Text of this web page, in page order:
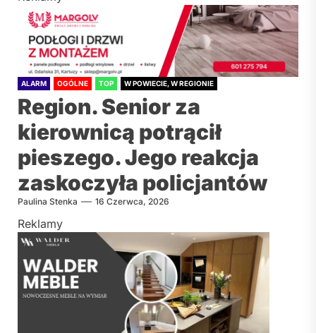
ALARM OGÓLNE TOP W POWIECIE, W REGIONIE
Region. Senior za
kierownicą potrącił
pieszego. Jego reakcja
zaskoczyła policjantów
Paulina Stenka 16 Czerwca, 2026
Reklamy